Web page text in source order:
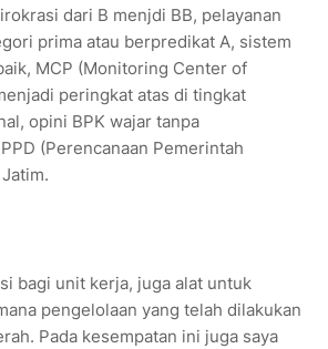
dari B menjdi BB, pelayanan
prima atau berpredikat A, sistem
MCP (Monitoring Center of
peringkat atas di tingkat
opini BPK wajar tanpa
(Perencanaan Pemerintah
bagi unit kerja, juga alat untuk
pengelolaan yang telah dilakukan
Pada kesempatan ini juga saya